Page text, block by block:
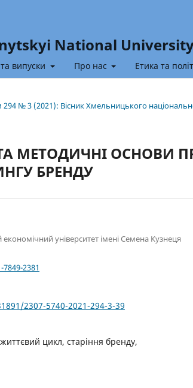
National
та випуски Про нас Етика та
№ 3 (2021): Вісник Хмельницького
МЕТОДИЧНІ ОСНОВИ
БРЕНДУ
університет імені Семена Кузнеця
2381
2307-5740-2021-294-3-39
цикл, старіння бренду,